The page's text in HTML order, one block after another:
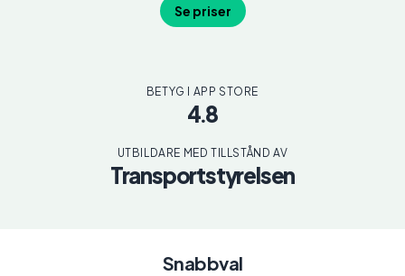
Se priser
BETYG I APP STORE
4.8
UTBILDARE MED TILLSTÅND AV
Transportstyrelsen
Snabbval